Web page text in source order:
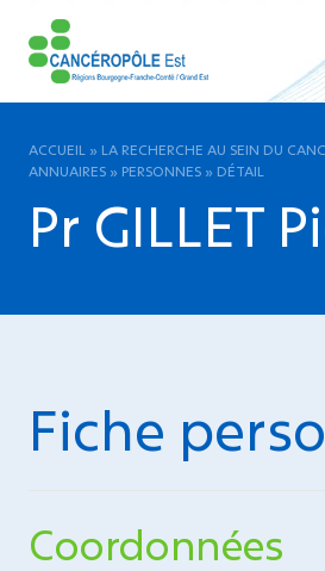
ACCUEIL » LA RECHERCHE AU SEIN DU
ANNUAIRES » PERSONNES » DÉTAIL
Pr GILLET
Fiche
Coordonnées